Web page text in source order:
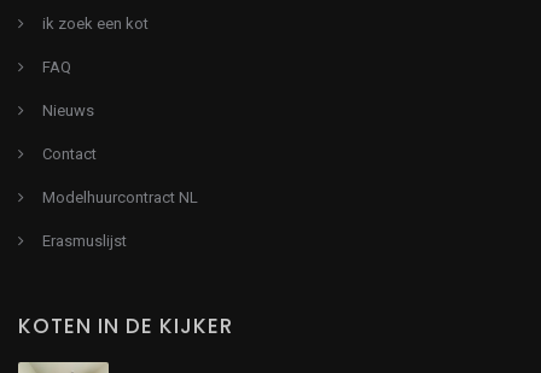
ik zoek een kot
FAQ
Nieuws
Contact
Modelhuurcontract NL
Erasmuslijst
KOTEN IN DE KIJKER